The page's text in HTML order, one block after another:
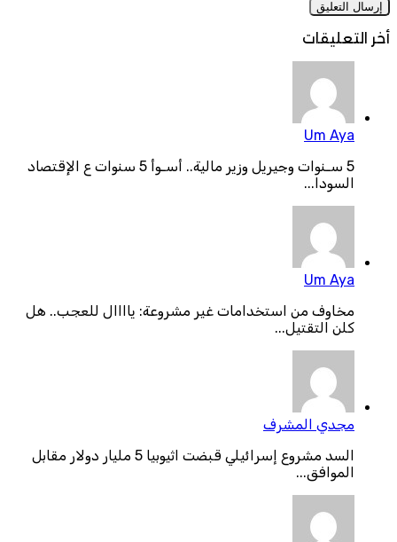
أخر التعليقات
Um Aya
5 سـنوات وجيريل وزير مالية.. أسـوأ 5 سنوات ع الإقتصاد
السودا...
Um Aya
مخاوف من استخدامات غير مشروعة: ياااال للعجب.. هل
كلن التقتيل...
مجدي المشرف
السد مشروع إسرائيلي قبضت اثيوبيا 5 مليار دولار مقابل
الموافق...